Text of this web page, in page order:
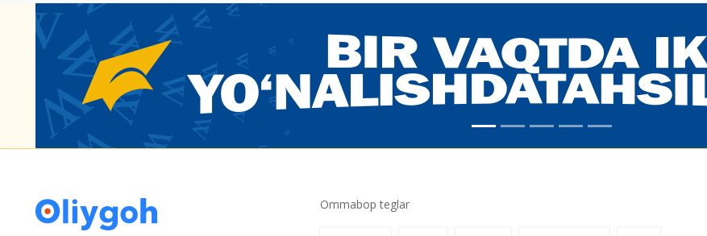
Ommabop teglar